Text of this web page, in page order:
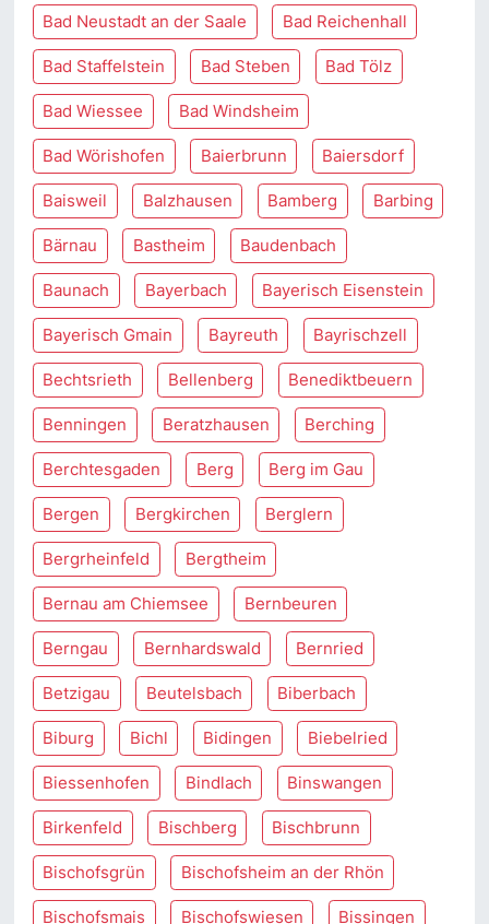
Bad Neustadt an der Saale Bad Reichenhall
Bad Staffelstein Bad Steben Bad Tölz
Bad Wiessee Bad Windsheim
Bad Wörishofen Baierbrunn Baiersdorf
Baisweil Balzhausen Bamberg Barbing
Bärnau Bastheim Baudenbach
Baunach Bayerbach Bayerisch Eisenstein
Bayerisch Gmain Bayreuth Bayrischzell
Bechtsrieth Bellenberg Benediktbeuern
Benningen Beratzhausen Berching
Berchtesgaden Berg Berg im Gau
Bergen Bergkirchen Berglern
Bergrheinfeld Bergtheim
Bernau am Chiemsee Bernbeuren
Berngau Bernhardswald Bernried
Betzigau Beutelsbach Biberbach
Biburg Bichl Bidingen Biebelried
Biessenhofen Bindlach Binswangen
Birkenfeld Bischberg Bischbrunn
Bischofsgrün Bischofsheim an der Rhön
Bischofsmais Bischofswiesen Bissingen